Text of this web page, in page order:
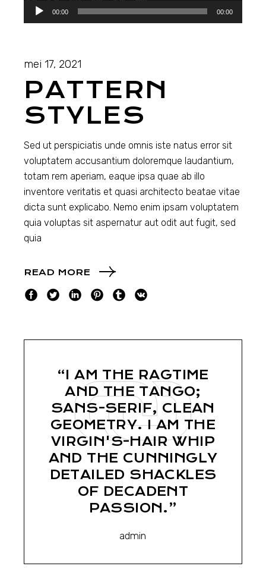
Audiospeler
00:00 00:00
mei 17, 2021
PATTERN
STYLES
Sed ut perspiciatis unde omnis iste natus error sit
voluptatem accusantium doloremque laudantium,
totam rem aperiam, eaque ipsa quae ab illo
inventore veritatis et quasi architecto beatae vitae
dicta sunt explicabo. Nemo enim ipsam voluptatem
quia voluptas sit aspernatur aut odit aut fugit, sed
quia
READ MORE
“I AM THE RAGTIME
AND THE TANGO;
SANS-SERIF, CLEAN
GEOMETRY. I AM THE
VIRGIN'S-HAIR WHIP
AND THE CUNNINGLY
DETAILED SHACKLES
OF DECADENT
PASSION.”
admin